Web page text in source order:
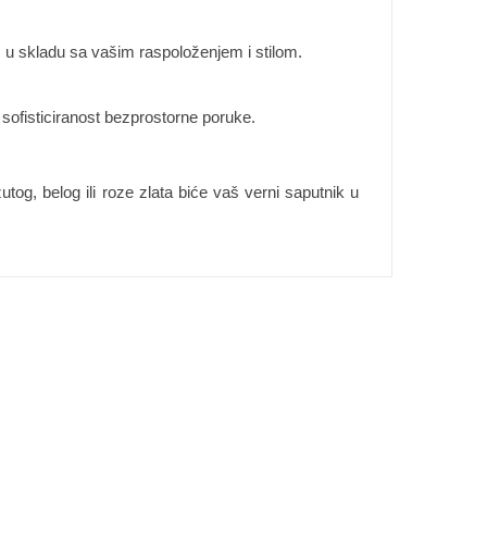
skladu sa vašim raspoloženjem i stilom.
bezprostorne poruke.
belog ili roze zlata biće vaš verni saputnik u